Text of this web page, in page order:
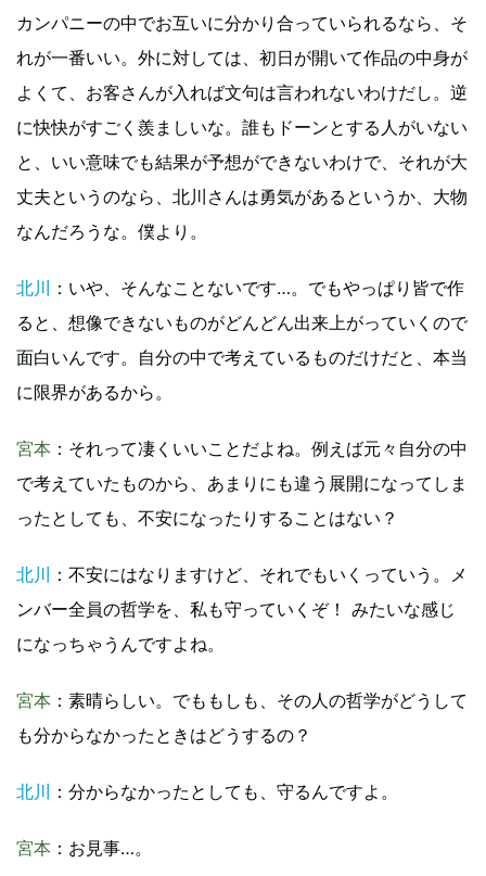
カンパニーの中でお互いに分かり合っていられるなら、そ
れが一番いい。外に対しては、初日が開いて作品の中身が
よくて、お客さんが入れば文句は言われないわけだし。逆
に快快がすごく羨ましいな。誰もドーンとする人がいない
と、いい意味でも結果が予想ができないわけで、それが大
丈夫というのなら、北川さんは勇気があるというか、大物
なんだろうな。僕より。
北川 ：いや、そんなことないです…。でもやっぱり皆で作
ると、想像できないものがどんどん出来上がっていくので
面白いんです。自分の中で考えているものだけだと、本当
に限界があるから。
宮本 ：それって凄くいいことだよね。例えば元々自分の中
で考えていたものから、あまりにも違う展開になってしま
ったとしても、不安になったりすることはない？
北川 ：不安にはなりますけど、それでもいくっていう。メ
ンバー全員の哲学を、私も守っていくぞ！ みたいな感じ
になっちゃうんですよね。
宮本 ：素晴らしい。でももしも、その人の哲学がどうして
も分からなかったときはどうするの？
北川 ：分からなかったとしても、守るんですよ。
宮本 ：お見事…。